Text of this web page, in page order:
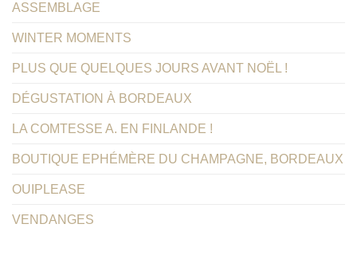
ASSEMBLAGE
WINTER MOMENTS
PLUS QUE QUELQUES JOURS AVANT NOËL !
DÉGUSTATION À BORDEAUX
LA COMTESSE A. EN FINLANDE !
BOUTIQUE EPHÉMÈRE DU CHAMPAGNE, BORDEAUX
OUIPLEASE
VENDANGES